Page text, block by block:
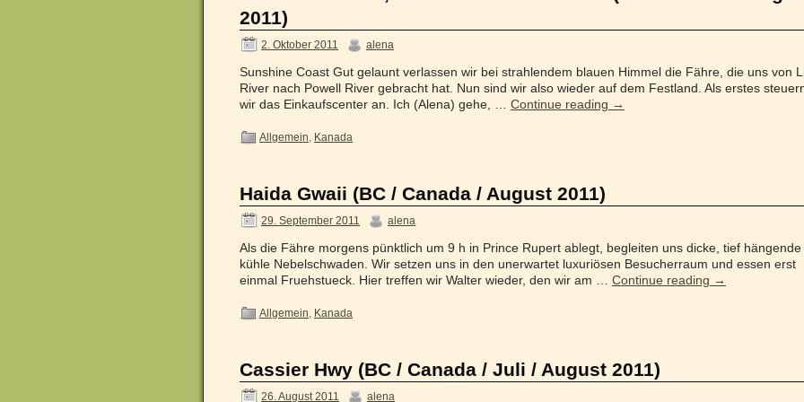
2011)
2. Oktober 2011 alena
Sunshine Coast Gut gelaunt verlassen wir bei strahlendem blauen Himmel die Fähre, die uns von
River nach Powell River gebracht hat. Nun sind wir also wieder auf dem Festland. Als erstes
wir das Einkaufscenter an. Ich (Alena) gehe, … Continue reading →
Allgemein, Kanada
Haida Gwaii (BC / Canada / August 2011)
29. September 2011 alena
Als die Fähre morgens pünktlich um 9 h in Prince Rupert ablegt, begleiten uns dicke, tief hängende
kühle Nebelschwaden. Wir setzen uns in den unerwartet luxuriösen Besucherraum und essen erst
einmal Fruehstueck. Hier treffen wir Walter wieder, den wir am … Continue reading →
Allgemein, Kanada
Cassier Hwy (BC / Canada / Juli / August 2011)
26. August 2011 alena